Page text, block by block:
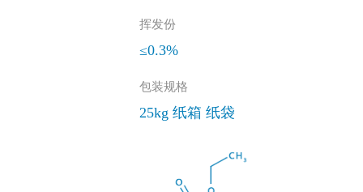
挥发份
≤0.3%
包装规格
25kg 纸箱 纸袋